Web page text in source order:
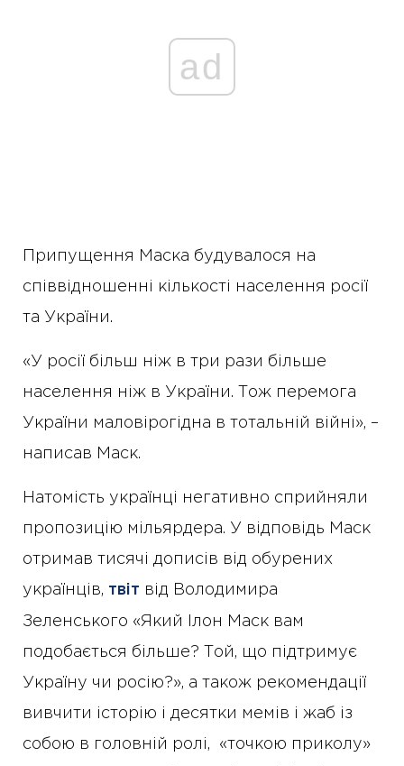
ad
Припущення Маска будувалося на
співвідношенні кількості населення росії
та України.
«У росії більш ніж в три рази більше
населення ніж в України. Тож перемога
України маловірогідна в тотальній війні», –
написав Маск.
Натомість українці негативно сприйняли
пропозицію мільярдера. У відповідь Маск
отримав тисячі дописів від обурених
українців, твіт від Володимира
Зеленського «Який Ілон Маск вам
подобається більше? Той, що підтримує
Україну чи росію?», а також рекомендації
вивчити історію і десятки мемів і жаб із
собою в головній ролі, «точкою приколу»